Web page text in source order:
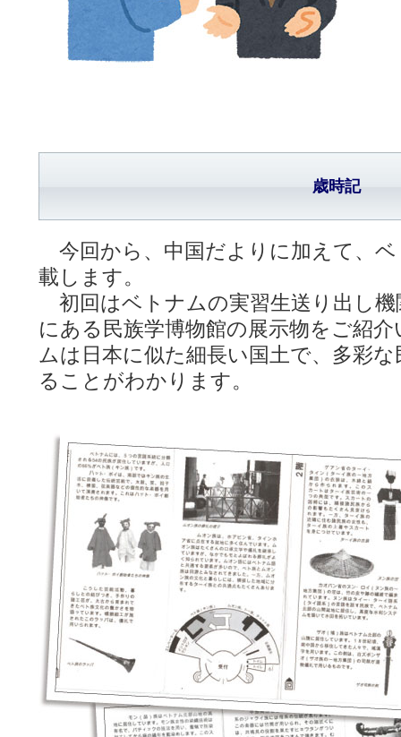
歳時記
今回から、中国だよりに加えて、
載します。
初回はベトナムの実習生送り出し
にある民族学博物館の展示物をご紹
ムは日本に似た細長い国土で、多彩
ることがわかります。